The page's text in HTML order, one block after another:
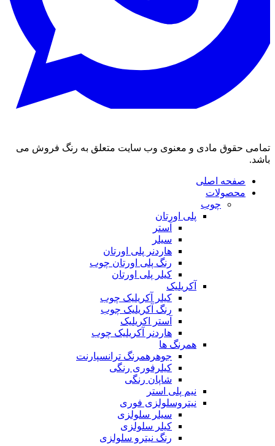
تمامی حقوق مادی و معنوی وب سایت متعلق به رنگ فروش می
باشد.
صفحه اصلی
محصولات
چوب
پلی اورتان
آستر
سیلر
هاردنر پلی اورتان
رنگ پلی اورتان چوب
کیلر پلی اورتان
آکریلیک
کیلر آکریلیک چوب
رنگ آکریلیک چوب
آستر اکریلیک
هاردنر آکریلیک چوب
همرنگ ها
جوهرهمرنگ ترانسپارنت
کیلرفوری رنگی
شاپان رنگی
نیم پلی استر
نیتروسلولزی فوری
سیلر سلولزی
کیلر سلولزی
رنگ نیترو سلولزی